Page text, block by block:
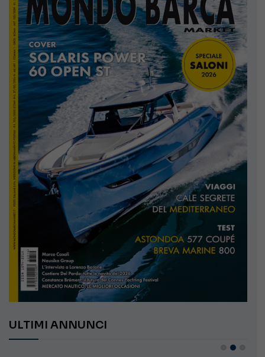
ULTIMI ANNUNCI